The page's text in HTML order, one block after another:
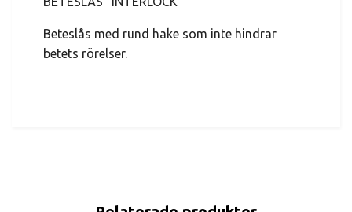
Beteslås med rund hake som inte hindrar
betets rörelser.